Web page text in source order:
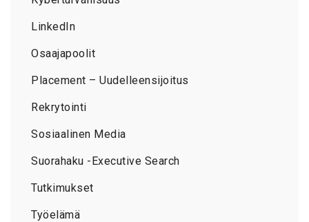
LinkedIn
Osaajapoolit
Placement – Uudelleensijoitus
Rekrytointi
Sosiaalinen Media
Suorahaku -Executive Search
Tutkimukset
Työelämä